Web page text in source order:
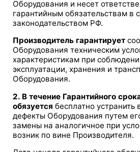
Оборудования и несет
гарантийным обязательствам в
законодательством РФ.
Производитель гарантирует
Оборудования техническим
характеристикам при
эксплуатации, хранения и
Оборудования.
2. В течение Гарантийного
обязуется бесплатно
дефекты Оборудования путем
замены на аналогичное при
возник по вине Производителя.